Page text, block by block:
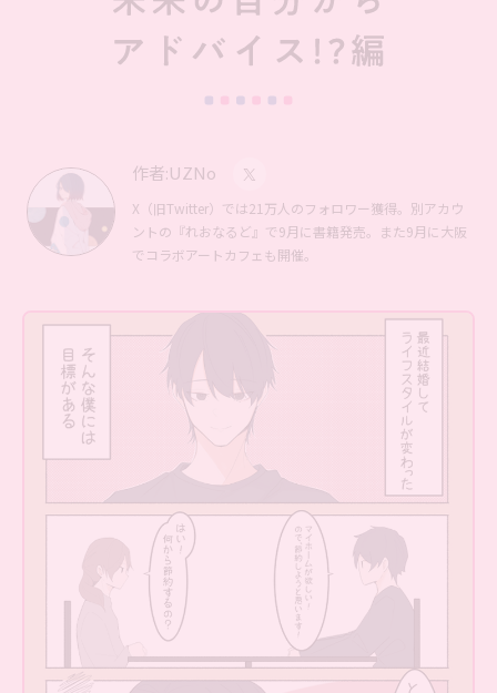
作者:UZNo
X（旧Twitter）では21万人のフォロワー獲得。別アカウ
ントの『れおなるど』で9月に書籍発売。また9月に大阪
でコラボアートカフェも開催。